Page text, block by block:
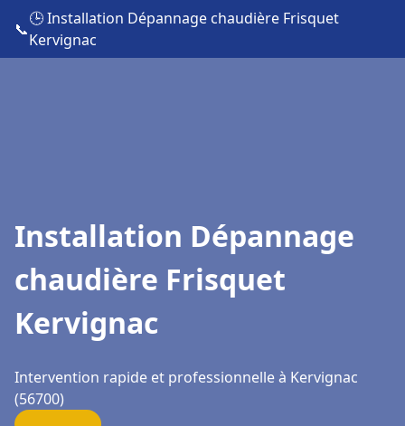
📞
🕒 Installation Dépannage chaudière Frisquet
Kervignac
Installation Dépannage
chaudière Frisquet
Kervignac
Intervention rapide et professionnelle à Kervignac
(56700)